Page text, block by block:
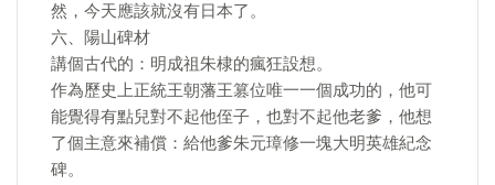
然，今天應該就沒有日本了。
六、陽山碑材
講個古代的：明成祖朱棣的瘋狂設想。
作為歷史上正統王朝藩王篡位唯一一個成功的，他可
能覺得有點兒對不起他侄子，也對不起他老爹，他想
了個主意來補償：給他爹朱元璋修一塊大明英雄紀念
碑。